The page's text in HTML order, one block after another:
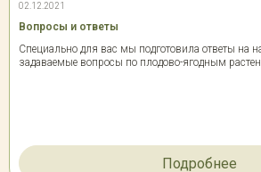
02.12.2021
Вопросы и ответы
Специально для вас мы подготовила ответы на
задаваемые вопросы по плодово-ягодным
Подробнее